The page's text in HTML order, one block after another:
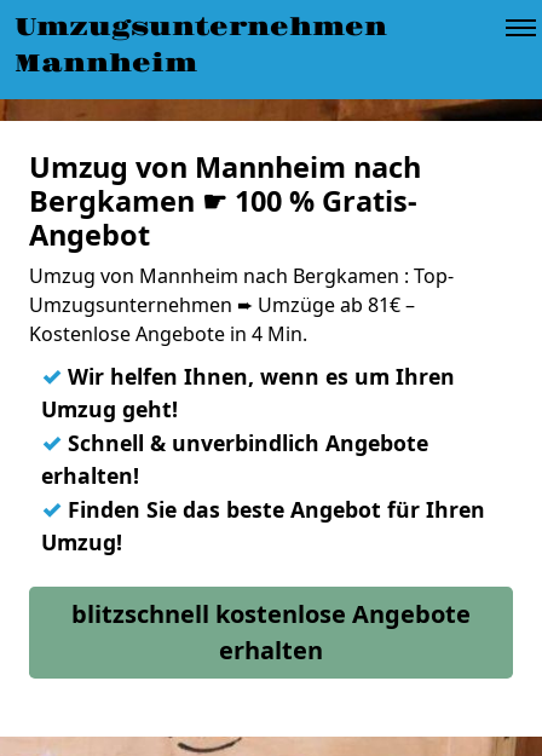
Umzugsunternehmen
Mannheim
Umzug von Mannheim nach
Bergkamen ☛ 100 % Gratis-
Angebot
Umzug von Mannheim nach Bergkamen : Top-
Umzugsunternehmen ➨ Umzüge ab 81€ –
Kostenlose Angebote in 4 Min.
✓ Wir helfen Ihnen, wenn es um Ihren
Umzug geht!
✓ Schnell & unverbindlich Angebote
erhalten!
✓ Finden Sie das beste Angebot für Ihren
Umzug!
blitzschnell kostenlose Angebote
erhalten